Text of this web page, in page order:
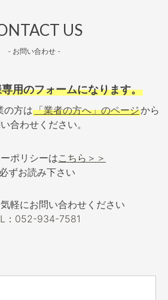
US
- お問い合わせ -
用のフォームになります。
の方は「業者の方へ」のページから
合わせください。
ポリシーはこちら＞＞
ずお読み下さい
軽にお問い合わせください
：052-934-7581